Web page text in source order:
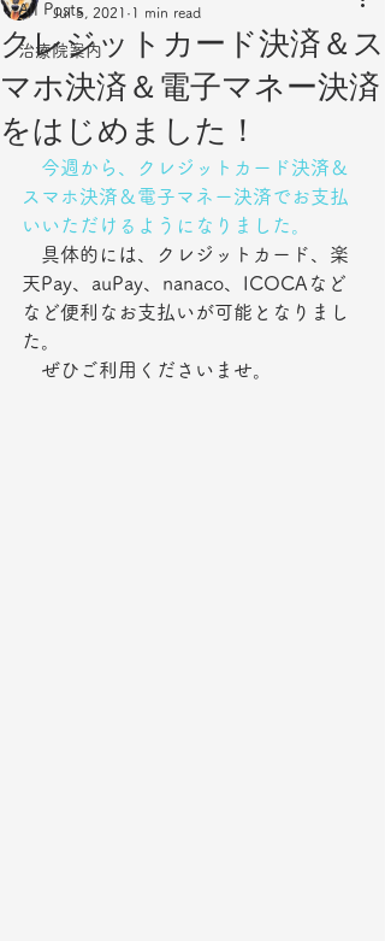
All Posts
治療院案内
クレジットカード決済＆ス
マホ決済＆電子マネー決済
をはじめました！
Jul 5, 2021
1 min read
今週から、クレジットカード決済＆
スマホ決済＆電子マネー決済でお支払
いいただけるようになりました。
具体的には、クレジットカード、楽
天Pay、auPay、nanaco、ICOCAなど
など便利なお支払いが可能となりまし
た。
ぜひご利用くださいませ。